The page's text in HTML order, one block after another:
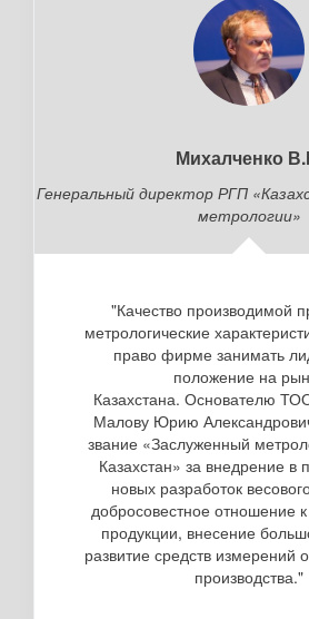
Михалченко
Генеральный директор РГП
метрологии»
"Качество производимой
метрологические
право фирме занимать
положение на
Казахстана. Основателю
Малову Юрию
звание «Заслуженный
Казахстан» за внедрение в
новых разработок
добросовестное отношение
продукции, внесение
развитие средств измерений
производства."